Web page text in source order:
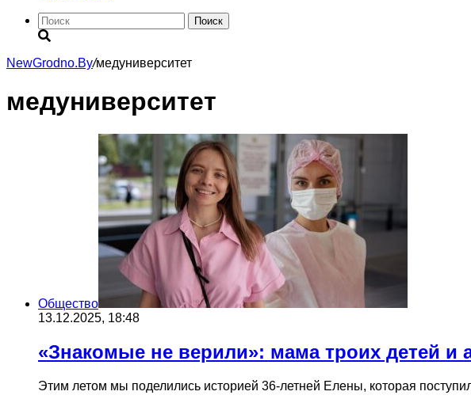
Поиск
NewGrodno.By/медуниверситет
медуниверситет
Общество
13.12.2025, 18:48
«Знакомые не верили»: мама троих детей
Этим летом мы поделились историей 36‑летней Елены, которая